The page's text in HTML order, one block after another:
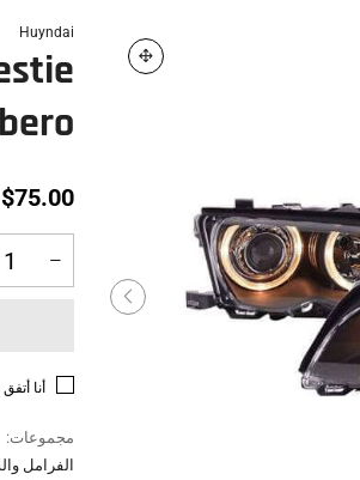
Huyndai
$75.00
أنا
مجموعات:
الفرامل